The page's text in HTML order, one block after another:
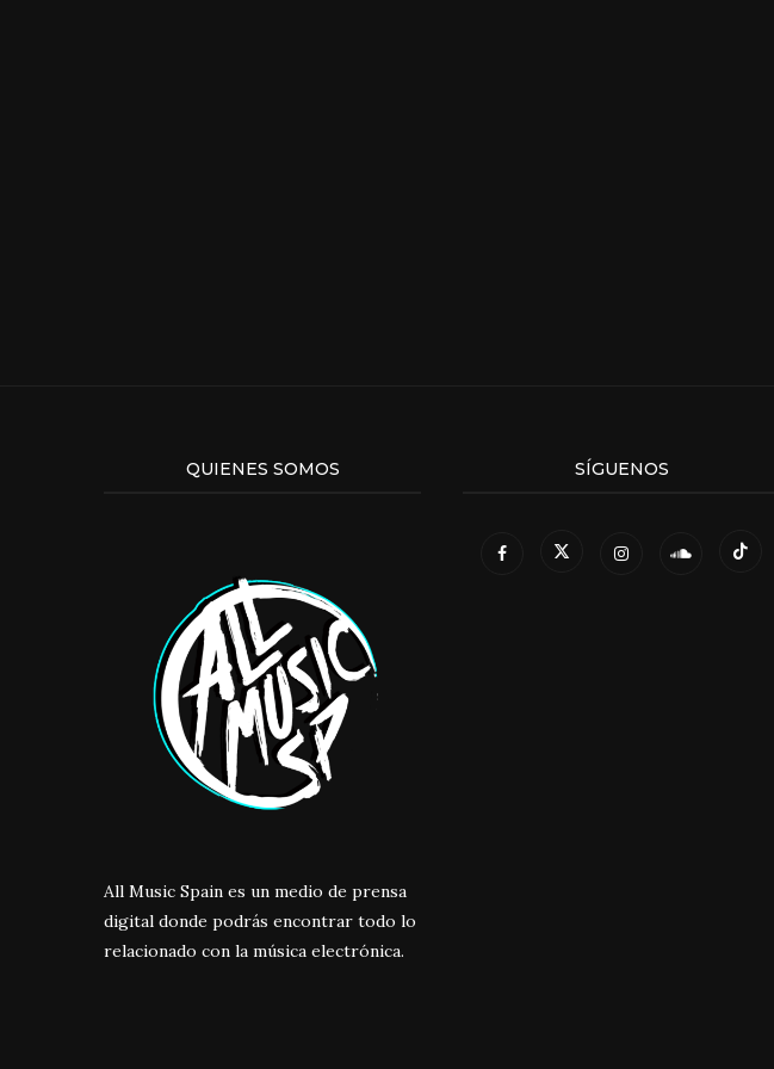
QUIENES SOMOS
All Music Spain es un medio de prensa
digital donde podrás encontrar todo lo
relacionado con la música electrónica.
SÍGUENOS